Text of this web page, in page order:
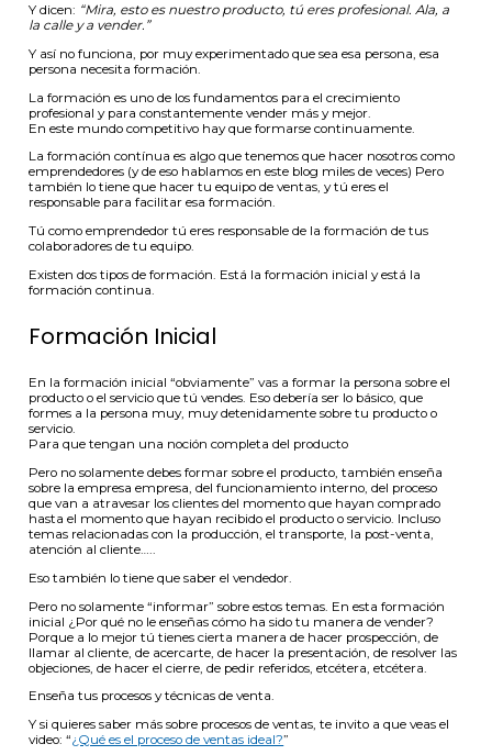
Y dicen: “Mira, esto es nuestro producto, tú eres profesional. Ala, a
la calle y a vender.”
Y así no funciona, por muy experimentado que sea esa persona, esa
persona necesita formación.
La formación es uno de los fundamentos para el crecimiento
profesional y para constantemente vender más y mejor.
En este mundo competitivo hay que formarse continuamente.
La formación contínua es algo que tenemos que hacer nosotros como
emprendedores (y de eso hablamos en este blog miles de veces) Pero
también lo tiene que hacer tu equipo de ventas, y tú eres el
responsable para facilitar esa formación.
Tú como emprendedor tú eres responsable de la formación de tus
colaboradores de tu equipo.
Existen dos tipos de formación. Está la formación inicial y está la
formación continua.
Formación Inicial
En la formación inicial “obviamente” vas a formar la persona sobre el
producto o el servicio que tú vendes. Eso debería ser lo básico, que
formes a la persona muy, muy detenidamente sobre tu producto o
servicio.
Para que tengan una noción completa del producto
Pero no solamente debes formar sobre el producto, también enseña
sobre la empresa empresa, del funcionamiento interno, del proceso
que van a atravesar los clientes del momento que hayan comprado
hasta el momento que hayan recibido el producto o servicio. Incluso
temas relacionadas con la producción, el transporte, la post-venta,
atención al cliente…..
Eso también lo tiene que saber el vendedor.
Pero no solamente “informar” sobre estos temas. En esta formación
inicial ¿Por qué no le enseñas cómo ha sido tu manera de vender?
Porque a lo mejor tú tienes cierta manera de hacer prospección, de
llamar al cliente, de acercarte, de hacer la presentación, de resolver las
objeciones, de hacer el cierre, de pedir referidos, etcétera, etcétera.
Enseña tus procesos y técnicas de venta.
Y si quieres saber más sobre procesos de ventas, te invito a que veas el
video: “¿Qué es el proceso de ventas ideal?”